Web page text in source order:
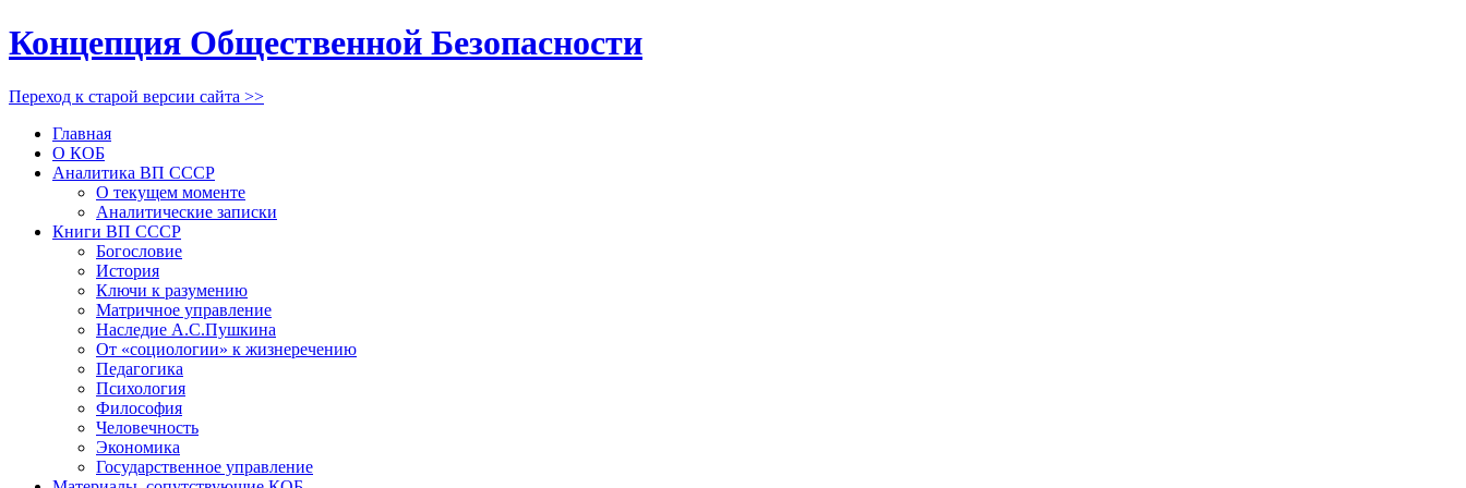
Концепция Общественной Безопасности
Переход к старой версии сайта >>
Главная
О КОБ
Аналитика ВП СССР
О текущем моменте
Аналитические записки
Книги ВП СССР
Богословие
История
Ключи к разумению
Матричное управление
Наследие А.С.Пушкина
От «социологии» к жизнеречению
Педагогика
Психология
Философия
Человечность
Экономика
Государственное управление